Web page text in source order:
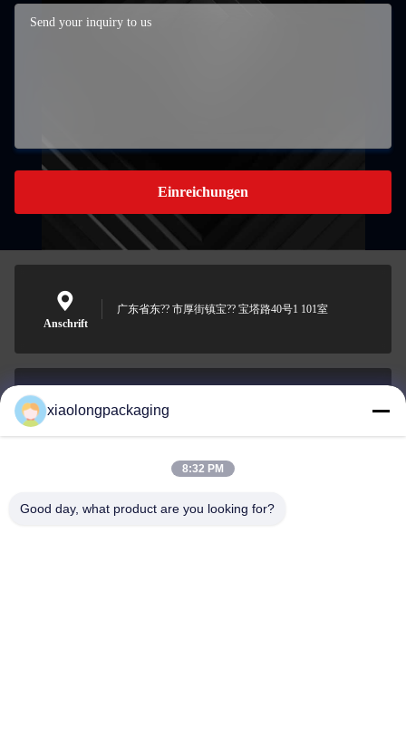
Einreichungen
Anschrift
广东省东?? 市厚街镇宝?? 宝塔路40号1 101室
E-Mail-Adresse
Tina@xiaolongpackaging.com
0086-15322891631
xiaolongpackaging
8:32 PM
Good day, what product are you looking for?